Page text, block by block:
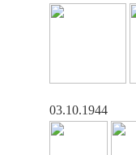
03.10.1944